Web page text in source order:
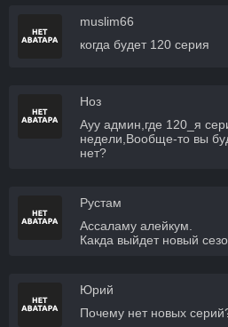
muslim66
когда будет 120 серия
Ноз
Ауу админ,где 120_я
недели,Вообще-то вы
нет?
Рустам
Ассаламу алейкум.
Какда выйдет новый
Юрий
Почему нет новых